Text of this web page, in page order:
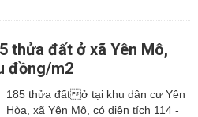
thửa đất ở xã Yên Mô,
đồng/m2
185 thửa đấtở tại khu dân cư Yên
Hòa, xã Yên Mô, có diện tích 114 -